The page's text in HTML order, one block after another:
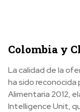
Colombia y
La calidad de la
ha sido reconocida
Alimentaria 2012,
Intelligence Unit,